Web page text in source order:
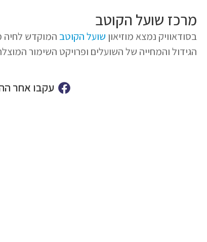
מרכז שועל הקוטב
בסודאוויק נמצא מוזיאון שועל הקוטב המוקדש לחיה
הגידול והמחייה של השועלים ופרויקט השימור
עקבו אחר